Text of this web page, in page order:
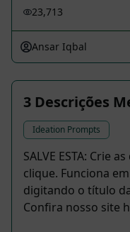
23,713
Ansar Iqbal
3 Descrições
Ideation Prompts
SALVE ESTA: Crie
clique. Funciona
digitando o título
Confira nosso site